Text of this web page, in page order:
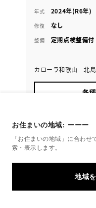
お住まいの地域: ーーー
「お住まいの地域」に合わ
索・表示します。
年式 2024年(R6年)
修復 なし
整備 定期点検整備付
カローラ和歌山 北
各